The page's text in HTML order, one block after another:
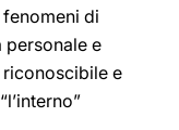
fenomeni di
e
e